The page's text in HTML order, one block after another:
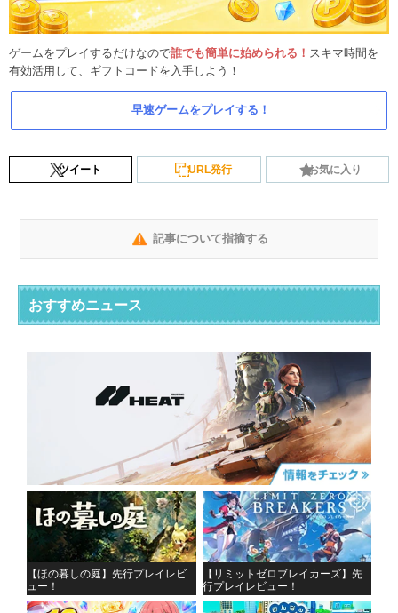
ゲームをプレイするだけなので誰でも簡単に始められる！ スキマ時間を
有効活用して、ギフトコードを入手しよう！
早速ゲームをプレイする！
ツイート URL発行 お気に入り
記事について指摘する
おすすめニュース
【ほの暮しの庭】先行プレイレビ
ュー！
【リミットゼロブレイカーズ】先
行プレイレビュー！